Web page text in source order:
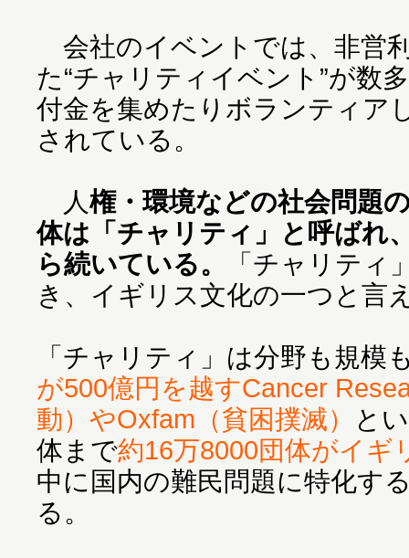
会社のイベントでは、非営
た“チャリティイベント”が数
付金を集めたりボランティア
されている。
人権・環境などの社会問題
体は「チャリティ」と呼ばれ
ら続いている。
「チャリティ
き、イギリス文化の一つと言
「チャリティ」は分野も規模
が500億円を越すCancer
動）やOxfam（貧困撲滅）
と
体まで約16万8000団体がイギ
中に国内の難民問題に特化す
る。